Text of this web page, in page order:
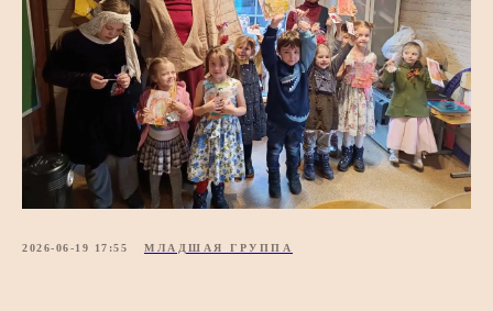
2026-06-19 17:55 МЛАДШАЯ ГРУППА